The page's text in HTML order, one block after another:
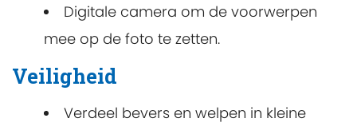
Digitale camera om de voorwerpen
mee op de foto te zetten.
Veiligheid
Verdeel bevers en welpen in kleine